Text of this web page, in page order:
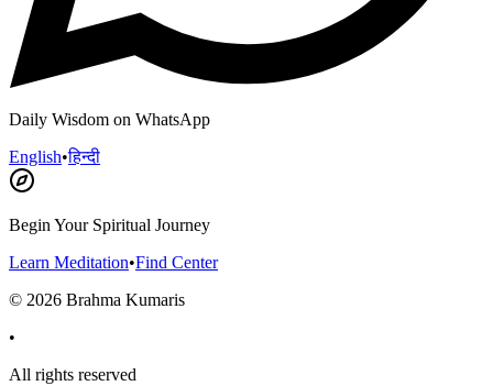
Daily Wisdom on WhatsApp
English•हिन्दी
Begin Your Spiritual Journey
Learn Meditation•Find Center
© 2026 Brahma Kumaris
•
All rights reserved